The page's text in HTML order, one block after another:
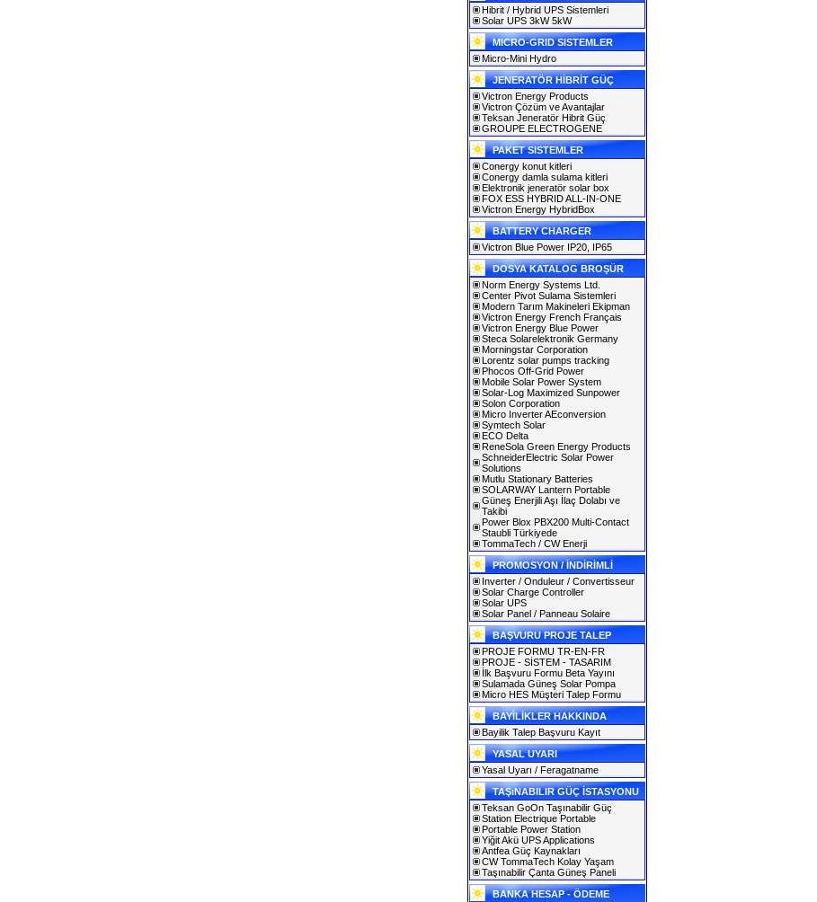
Hibrit / Hybrid UPS Sistemleri
Solar UPS 3kW 5kW
MICRO-GRID SISTEMLER
Micro-Mini Hydro
JENERATÖR HİBRİT GÜÇ
Victron Energy Products
Victron Çözüm ve Avantajlar
Teksan Jeneratör Hibrit Güç
GROUPE ELECTROGENE
PAKET SISTEMLER
Conergy konut kitleri
Conergy damla sulama kitleri
Elektronik jeneratör solar box
FOX ESS HYBRID ALL-IN-ONE
Victron Energy HybridBox
BATTERY CHARGER
Victron Blue Power IP20, IP65
DOSYA KATALOG BROŞÜR
Norm Energy Systems Ltd.
Center Pivot Sulama Sistemleri
Modern Tarım Makineleri Ekipman
Victron Energy French Français
Victron Energy Blue Power
Steca Solarelektronik Germany
Morningstar Corporation
Lorentz solar pumps tracking
Phocos Off-Grid Power
Mobile Solar Power System
Solar-Log Maximized Sunpower
Solon Corporation
Micro Inverter AEconversion
Symtech Solar
ECO Delta
ReneSola Green Energy Products
SchneiderElectric Solar Power
Solutions
Mutlu Stationary Batteries
SOLARWAY Lantern Portable
Güneş Enerjili Aşı İlaç Dolabı ve
Takibi
Power Blox PBX200 Multi-Contact
Staubli Türkiyede
TommaTech / CW Enerji
PROMOSYON / İNDİRİMLİ
Inverter / Onduleur / Convertisseur
Solar Charge Controller
Solar UPS
Solar Panel / Panneau Solaire
BAŞVURU PROJE TALEP
PROJE FORMU TR-EN-FR
PROJE - SİSTEM - TASARIM
İlk Başvuru Formu Beta Yayını
Sulamada Güneş Solar Pompa
Micro HES Müşteri Talep Formu
BAYİLİKLER HAKKINDA
Bayilik Talep Başvuru Kayıt
YASAL UYARI
Yasal Uyarı / Feragatname
TAŞıNABILIR GÜÇ İSTASYONU
Teksan GoOn Taşınabilir Güç
Station Electrique Portable
Portable Power Station
Yiğit Akü UPS Applications
Antfea Güç Kaynakları
CW TommaTech Kolay Yaşam
Taşınabilir Çanta Güneş Paneli
BANKA HESAP - ÖDEME